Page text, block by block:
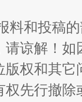
料和投稿
请谅解！
版权和其它
权先行撤